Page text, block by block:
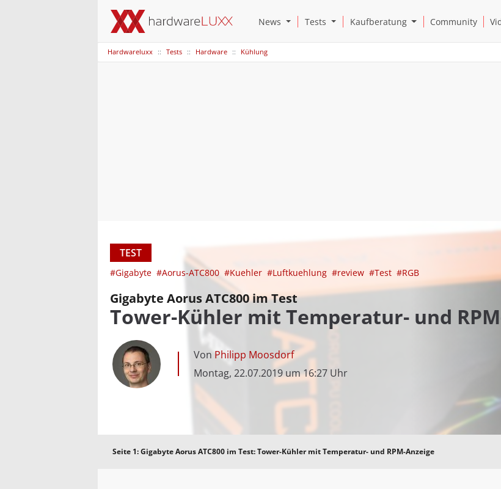
News Open News Submenu
Tests Open Tests Submenu
Kaufberatung Open Kaufberatung
Community
Hardwareluxx Tests Hardware Kühlung
TEST
#Gigabyte #Aorus-ATC800 #Kuehler #Luftkuehlung #review #Test #RGB
Gigabyte Aorus ATC800 im Test
Tower-Kühler mit Temperatur- und
Von Philipp Moosdorf
Montag, 22.07.2019 um 16:27 Uhr
Seite 1:Gigabyte Aorus ATC800 im Test: Tower-Kühler mit Temperatur- und RPM-Anzeige